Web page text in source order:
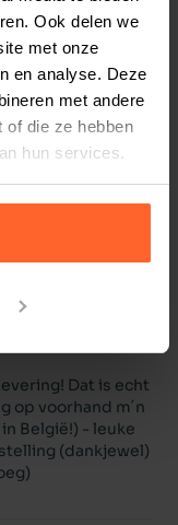
Ook delen we
met onze
en analyse. Deze
met andere
of die ze hebben
hun services.
0beoordelingen
0beoordelingen
Dat is echt
op voorhand m´n
België!) - leuke
(dankjewel)